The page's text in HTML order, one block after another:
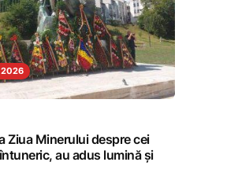
Ziua Minerului despre cei
au adus lumină și